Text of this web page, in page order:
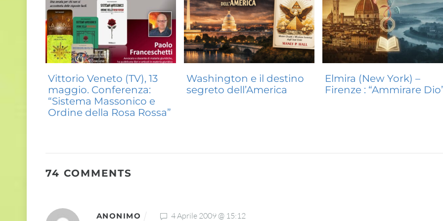
Vittorio Veneto (TV), 13
maggio. Conferenza:
“Sistema Massonico e
Ordine della Rosa Rossa”
Washington e il destino
segreto dell’America
Elmira (New York) –
Firenze : “Ammirare
74 COMMENTS
ANONIMO 4 Aprile 2009 @ 15:12